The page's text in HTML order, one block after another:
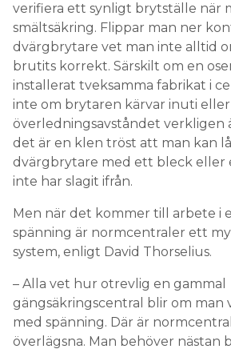
verifiera ett synligt brytställe när
smältsäkring. Flippar man ner
dvärgbrytare vet man inte alltid
brutits korrekt. Särskilt om en
installerat tveksamma fabrikat i
inte om brytaren kärvar inuti
överledningsavståndet verkligen
det är en klen tröst att man kan
dvärgbrytare med ett bleck eller
inte har slagit ifrån.
Men när det kommer till arbete i
spänning är normcentraler ett
system, enligt David Thorselius.
– Alla vet hur otrevlig en gammal
gängsäkringscentral blir om man
med spänning. Där är
överlägsna. Man behöver nästan